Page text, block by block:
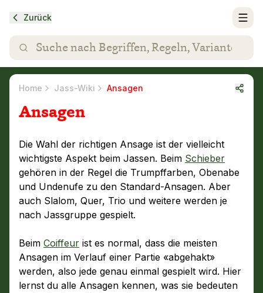
Zurück
Home Jass-Wiki Ansagen
Ansagen
Die Wahl der richtigen Ansage ist der vielleicht
wichtigste Aspekt beim Jassen. Beim Schieber
gehören in der Regel die Trumpffarben, Obenabe
und Undenufe zu den Standard-Ansagen. Aber
auch Slalom, Quer, Trio und weitere werden je
nach Jassgruppe gespielt.
Beim Coiffeur ist es normal, dass die meisten
Ansagen im Verlauf einer Partie «abgehakt»
werden, also jede genau einmal gespielt wird. Hier
lernst du alle Ansagen kennen, was sie bedeuten